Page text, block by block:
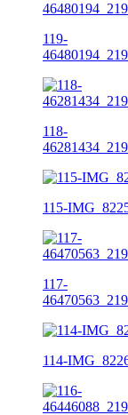
119-
118-
115-
117-
114-